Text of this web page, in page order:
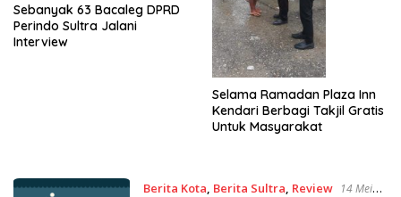
Sebanyak 63 Bacaleg DPRD
Perindo Sultra Jalani
Interview
Selama Ramadan Plaza Inn
Kendari Berbagi Takjil Gratis
Untuk Masyarakat
Berita Kota Berita Sultra Review
14 Mei